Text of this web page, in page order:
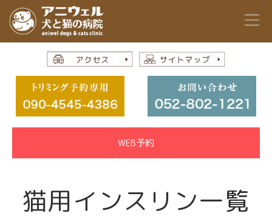
WEB予約
猫用インスリン一覧